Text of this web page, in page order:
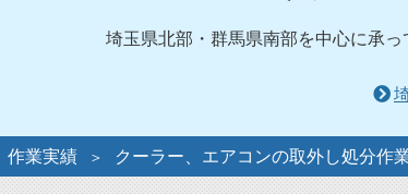
埼玉県北部・群馬県南部を中心に承
作業実績 クーラー、エアコンの取外し処分作業